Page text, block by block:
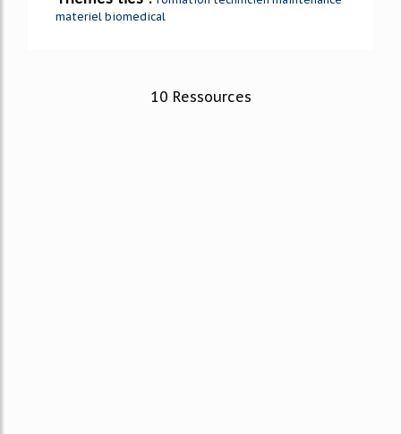
materiel biomedical
10 Ressources